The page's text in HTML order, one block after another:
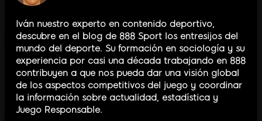
Iván nuestro experto en contenido deportivo,
descubre en el blog de 888 Sport los entresijos del
mundo del deporte. Su formación en sociología y su
experiencia por casi una década trabajando en 888
contribuyen a que nos pueda dar una visión global
de los aspectos competitivos del juego y coordinar
la información sobre actualidad, estadística y
Juego Responsable.